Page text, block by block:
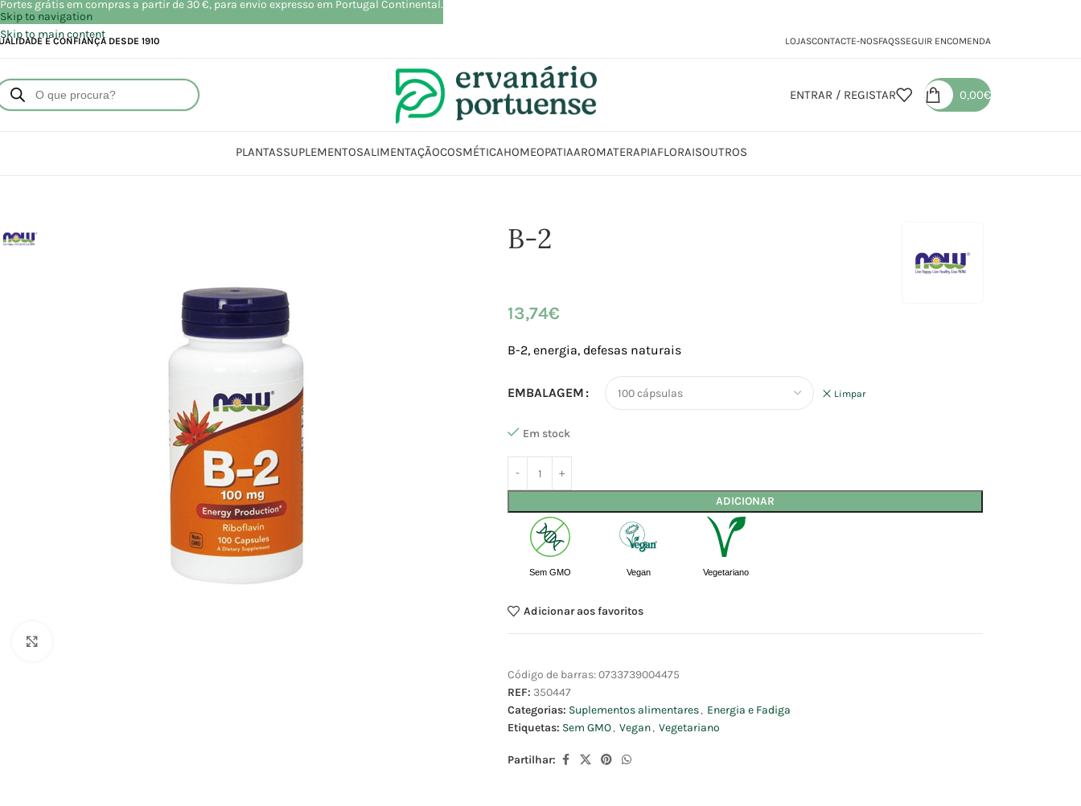
Skip to navigation
Skip to main content
E CONFIANÇA DESDE 1910 LOJASCONTACTE-NOSFAQSSEGUIR ENCOMENDA
ENTRAR / REGISTAR 0,00€
PLANTASSUPLEMENTOSALIMENTAÇÃOCOSMÉTICAHOMEOPATIAAROMATERAPIAFLORAISOUTROS
B-2
13,74€
B-2, energia, defesas naturais
EMBALAGEM Limpar
Em stock
ADICIONAR
Sem GMO Vegan Vegetariano
Adicionar aos favoritos
Código de barras:0733739004475
REF: 350447
Categorias: Suplementos alimentares, Energia e Fadiga
Etiquetas: Sem GMO, Vegan, Vegetariano
Partilhar:
Portes grátis em compras a partir de 30 €, para envio expresso em Portugal Continental.